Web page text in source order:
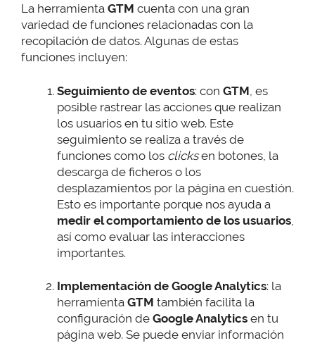
La herramienta GTM cuenta con una gran
variedad de funciones relacionadas con la
recopilación de datos. Algunas de estas
funciones incluyen:
Seguimiento de eventos: con GTM, es
posible rastrear las acciones que realizan
los usuarios en tu sitio web. Este
seguimiento se realiza a través de
funciones como los clicksen botones, la
descarga de ficheros o los
desplazamientos por la página en cuestión.
Esto es importante porque nos ayuda a
medir el comportamiento de los usuarios,
así como evaluar las interacciones
importantes.
Implementación de Google Analytics: la
herramienta GTM también facilita la
configuración de Google Analytics en tu
página web. Se puede enviar información